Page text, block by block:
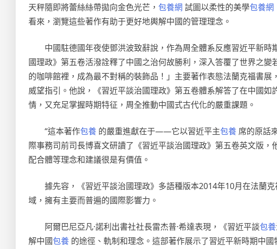
天秤隨即將蕾絲絲帶拋向金色光芒， 包養網 試圖以柔性的美學包養網
看來，瀏覽這些著作有助于更好地輿解中國的管理理念。
中國駐德國年夜使鄧洪波致辭說，作為周全體系反應習近平新時
國理政》第五卷活潑詮釋了中國之治何故勝利，深入答覆了世界之
的咖啡館裡，成為最不對稱的裝飾品！」主要著作表態法蘭克福書
威望指引。他說，《習近平談治國理政》第五卷體系解答了在中國
情，又充足掌握時期特征，周全推動中國式古代化的嚴重課題。
“這本著作包養 的嚴重進獻在于——它以習近平主包養 席的原話
際事務司前司長博喜文研讀了《習近平談治國理政》第五卷英文版
配合體等理念和建議很是有價值。
據先容，《習近平談治國理政》多語種版本2014年10月在法蘭
域，擁有主要而普遍的國際影響力。
阿爾巴尼亞凡·諾利出書社社長雷杰普·希達表現，《習近平談包養
解中國包養 的途徑、軌制和理念。這部著作展示了習近平新時期中國